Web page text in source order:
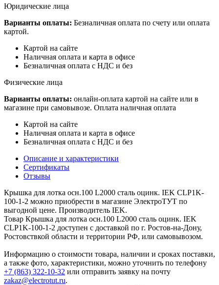
Юридические лица
Варианты оплаты: Безналичная оплата по счету или оплата
картой.
Картой на сайте
Наличная оплата и карта в офисе
Безналичная оплата с НДС и без
Физические лица
Варианты оплаты: онлайн-оплата картой на сайте или в
магазине при самовывозе. Оплата наличная оплата
Картой на сайте
Наличная оплата и карта в офисе
Безналичная оплата с НДС и без
Описание и характеристики
Сертификаты
Отзывы
Крышка для лотка осн.100 L2000 сталь оцинк. IEK CLP1K-
100-1-2 можно приобрести в магазине ЭлектроТУТ по
выгодной цене. Производитель IEK.
Товар Крышка для лотка осн.100 L2000 сталь оцинк. IEK
CLP1K-100-1-2 доступен с доставкой по г. Ростов-на-Дону,
Ростовствкой области и территории РФ, или самовывозом.
Информацию о стоимости товара, наличии и сроках поставки,
а также фото, характеристики, можно уточнить по телефону
+7 (863) 322-10-32 или отправить заявку на почту
zakaz@electrotut.ru.